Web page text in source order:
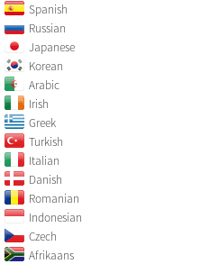
Spanish
Russian
Japanese
Korean
Arabic
Irish
Greek
Turkish
Italian
Danish
Romanian
Indonesian
Czech
Afrikaans